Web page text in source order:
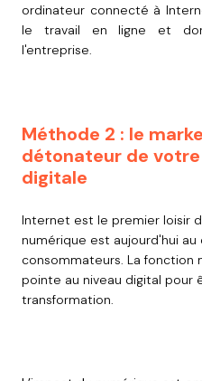
ordinateur connecté à
le travail en ligne et
l'entreprise.
Méthode 2 : le
détonateur de
digitale
Internet est le premier loisir
numérique est aujourd'hui
consommateurs. La
pointe au niveau digital pour
transformation.